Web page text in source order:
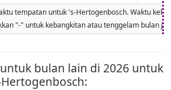
tempatan untuk 's-Hertogenbosch. Waktu
"-" untuk kebangkitan atau tenggelam bulan
bulan lain di 2026 untuk
Hertogenbosch: